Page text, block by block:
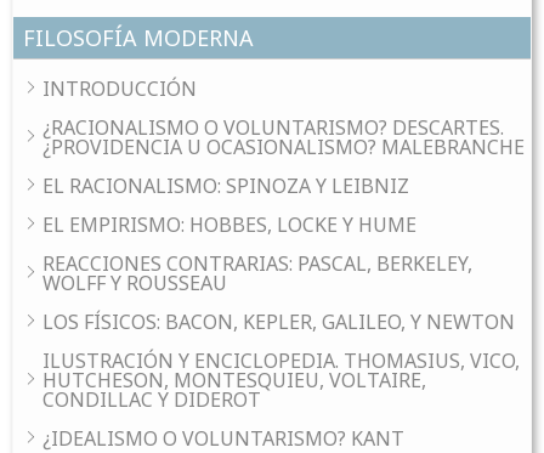
FILOSOFÍA MODERNA
INTRODUCCIÓN
¿RACIONALISMO O VOLUNTARISMO? DESCARTES.
¿PROVIDENCIA U OCASIONALISMO? MALEBRANCHE
EL RACIONALISMO: SPINOZA Y LEIBNIZ
EL EMPIRISMO: HOBBES, LOCKE Y HUME
REACCIONES CONTRARIAS: PASCAL, BERKELEY,
WOLFF Y ROUSSEAU
LOS FÍSICOS: BACON, KEPLER, GALILEO, Y NEWTON
ILUSTRACIÓN Y ENCICLOPEDIA. THOMASIUS, VICO,
HUTCHESON, MONTESQUIEU, VOLTAIRE,
CONDILLAC Y DIDEROT
¿IDEALISMO O VOLUNTARISMO? KANT